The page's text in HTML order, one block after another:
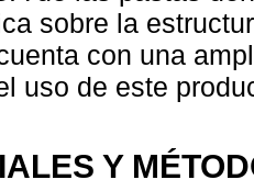
sobre la
con una
uso de este
Y